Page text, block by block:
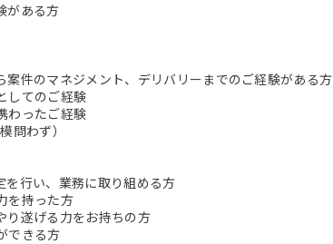
がある方
件のマネジメント、デリバリーまでのご経験がある方
してのご経験
わったご経験
問わず）
を行い、業務に取り組める方
を持った方
り遂げる力をお持ちの方
できる方